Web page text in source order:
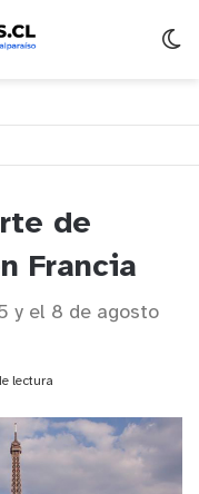
de
Francia
y el 8 de agosto
lectura